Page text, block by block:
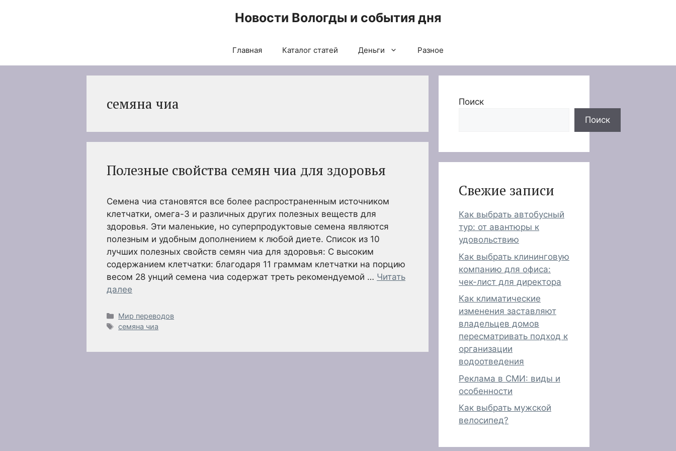
Новости Вологды и события дня
Главная Каталог статей Деньги Разное
семяна чиа
Полезные свойства семян чиа для здоровья
Семена чиа становятся все более распространенным источником
клетчатки, омега-3 и различных других полезных веществ для
здоровья. Эти маленькие, но суперпродуктовые семена являются
полезным и удобным дополнением к любой диете. Список из 10
лучших полезных свойств семян чиа для здоровья: С высоким
содержанием клетчатки: благодаря 11 граммам клетчатки на порцию
весом 28 унций семена чиа содержат треть рекомендуемой … Читать
далее
Рубрики
Мир переводов
Метки
семяна чиа
Поиск
Поиск
Свежие записи
Как выбрать автобусный
тур: от авантюры к
удовольствию
Как выбрать клининговую
компанию для офиса:
чек-лист для директора
Как климатические
изменения заставляют
владельцев домов
пересматривать подход к
организации
водоотведения
Реклама в СМИ: виды и
особенности
Как выбрать мужской
велосипед?